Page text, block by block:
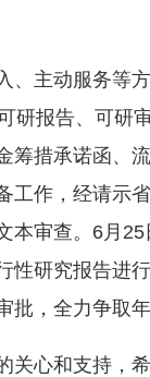
主动服务等方
研报告、可研
筹措承诺函、
工作，经请示
本审查。6月
性研究报告进
批，全力争取
心和支持，希